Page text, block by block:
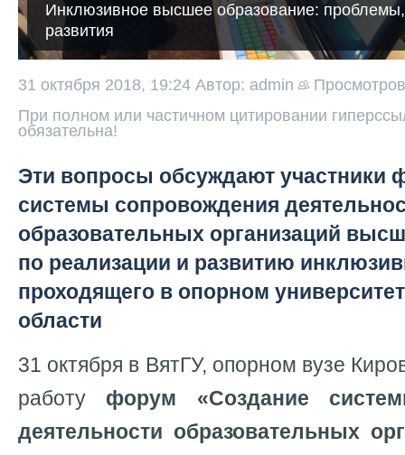
Инклюзивное высшее образование:
развития
31 октября 2018, 19:24 Автор: admin
При полном или частичном цитировании
обязательна!
Эти вопросы обсуждают участники
системы сопровождения
образовательных организаций
по реализации и развитию
проходящего в опорном
области
31 октября в ВятГУ, опорном вузе
работу форум «Создание
деятельности образовательных